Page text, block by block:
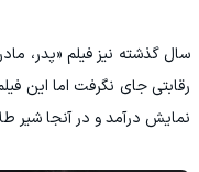
سال گذشته نیز فیلم «پدر،
رقابتی جای نگرفت اما این
نمایش درآمد و در آنجا شیر